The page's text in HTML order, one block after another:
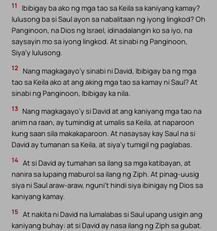
11
Ibibigay ba ako ng mga tao sa Keila sa kaniyang kamay?
lulusong ba si Saul ayon sa nabalitaan ng iyong lingkod? Oh
Panginoon, na Dios ng Israel, idinadalangin ko sa iyo, na
saysayin mo sa iyong lingkod. At sinabi ng Panginoon,
Siya’y lulusong.
12
Nang magkagayo’y sinabi ni David, Ibibigay ba ng mga
tao sa Keila ako at ang aking mga tao sa kamay ni Saul? At
sinabi ng Panginoon, Ibibigay ka nila.
13 Nang magkagayo’y si David at ang kaniyang mga tao na
anim na raan, ay tumindig at umalis sa Keila, at naparoon
kung saan sila makakaparoon. At nasaysay kay Saul na si
David ay tumanan sa Keila, at siya’y tumigil ng paglabas.
14 At si David ay tumahan sa ilang sa mga katibayan, at
nanira sa lupaing maburol sa ilang ng Ziph. At pinag-uusig
siya ni Saul araw-araw, nguni’t hindi siya ibinigay ng Dios sa
kaniyang kamay.
15 At nakita ni David na lumalabas si Saul upang usigin ang
kaniyang buhay: at si David ay nasa ilang ng Ziph sa gubat.